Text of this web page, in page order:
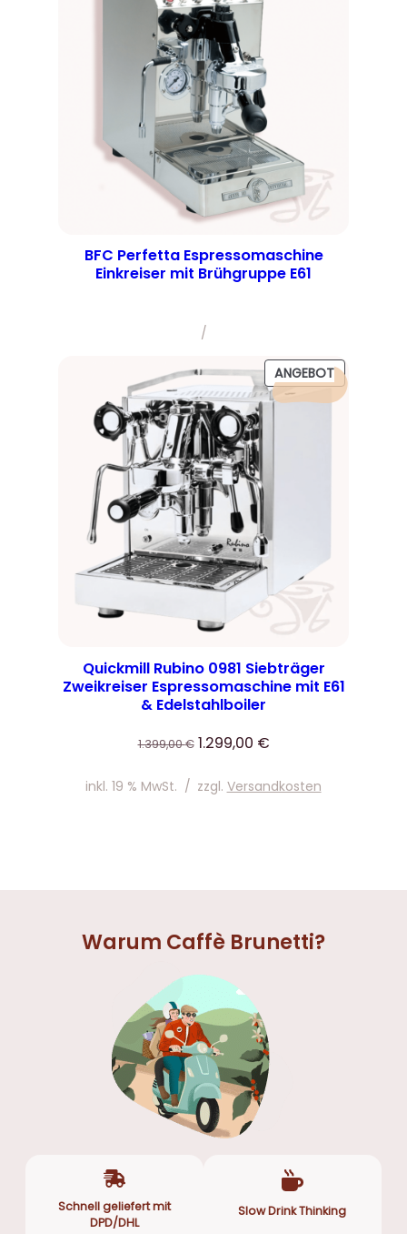
BFC Perfetta Espressomaschine
Einkreiser mit Brühgruppe E61
/
ANGEBOTPRODUKT
IM
Quickmill Rubino 0981 Siebträger
Zweikreiser Espressomaschine mit E61
& Edelstahlboiler
1.399,00€ Ursprünglicher
war:
1.299,00 €Aktueller
ist:
inkl. 19 % MwSt. / zzgl. Versandkosten
Warum Caffè Brunetti?
Schnell geliefert mit
DPD/DHL
Slow Drink Thinking